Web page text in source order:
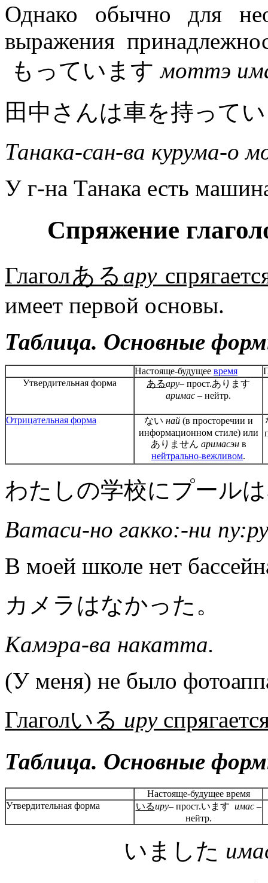
Однако обычно для
выражения
もっていますмоттэ
田中さんは車を持って
Танака-сан-ва курума-о
У г-на Танака есть
Спряжение
Глаголある ару
имеет первой основы.
Таблица. Основные
Настояще-будущее время
Утвердительная форма
あるару– прост.あります
аримас – нейтр.
Отрицательная форма ない най(в просторечии и
информационном стиле) или
ありません аримасэнв
нейтрально-вежливом.
わたしの学校にプール
Ватаси-но гакко:-ни
В моей школе нет
カメラはなかった。
Камэра-ва накатта.
(У меня) не было
Глаголいる иру
Таблица. Основные
Настояще-будущее время
Утвердительная форма
いるиру– прост.います имас –
нейтр.
いました